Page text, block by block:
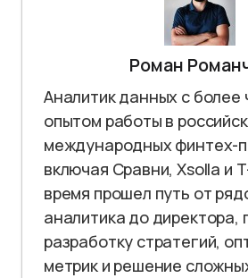
Роман
Аналитик данных с более
опытом работы в
международных финтех-
включая Сравни, Xsolla и
время прошел путь от
аналитика до директора,
разработку стратегий,
метрик и решение